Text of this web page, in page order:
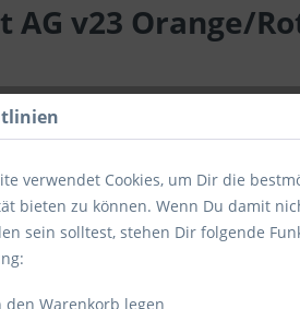
v23 Orange/
verwendet Cookies, um Dir die
bieten zu können. Wenn Du damit
sein solltest, stehen Dir folgende
den Warenkorb legen